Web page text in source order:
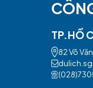
Lễ
Mùa
diễn
Đây